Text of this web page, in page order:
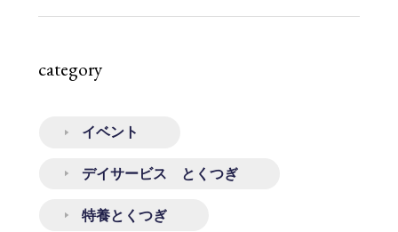
category
イベント
デイサービス とくつぎ
特養とくつぎ